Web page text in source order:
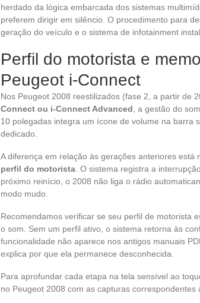
herdado da lógica embarcada dos sistemas
preferem dirigir em silêncio. O procedimento para
geração do veículo e o sistema de infotainment
Perfil do motorista e
Peugeot i-Connect
Nos Peugeot 2008 reestilizados (fase 2, a partir de
Connect ou i-Connect Advanced , a gestão do
10 polegadas integra um ícone de volume na barra
dedicado.
A diferença em relação às gerações anteriores está
perfil do motorista . O sistema registra a
próximo reinício, o 2008 não liga o rádio
modo mudo.
Recomendamos verificar se seu perfil de motorista
o som. Sem um perfil ativo, o sistema retorna às
funcionalidade não aparece nos antigos manuais
explica por que ela permanece desconhecida.
Para aprofundar cada etapa na tela sensível ao
no Peugeot 2008 com as capturas correspondentes